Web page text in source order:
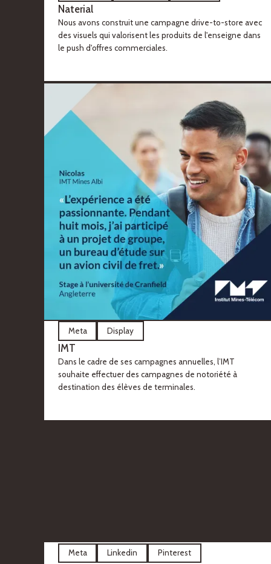
Naterial
Nous avons construit une campagne drive-to-store avec
des visuels qui valorisent les produits de l'enseigne dans
le push d'offres commerciales.
Meta Display
IMT
Dans le cadre de ses campagnes annuelles, l’IMT
souhaite effectuer des campagnes de notoriété à
destination des élèves de terminales.
Meta Linkedin Pinterest